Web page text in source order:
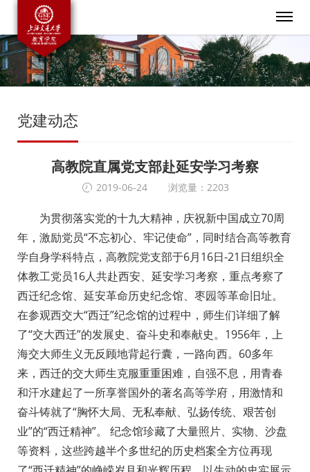
党建动态
高教院直属党支部赴延安学习考察
2019-06-24 浏览量：2203
为贯彻落实党的十九大精神，庆祝新中国成立70周
年，激励党员“不忘初心、牢记使命”，同时结合高等教育
学自身学科特点，高教院党支部于6月16日-21日组织全
体教工党员16人共赴西安、延安学习考察，重点考察了
西迁纪念馆、延安革命历史纪念馆、枣园等革命旧址。
在参观西交大“西迁”纪念馆的过程中，师生们详细了解
了“交大西迁”的发展史、奋斗史和奉献史。1956年，上
海交大师生义无反顾地背起行囊，一路向西。60多年
来，西迁的交大师生克服重重困难，自强不息，用青春
和汗水建起了一所享誉国外的著名高等学府，用激情和
奋斗铸就了“胸怀大局、无私奉献、弘扬传统、艰苦创
业”的“西迁精神”。 纪念馆珍藏了大量照片、实物、沙盘
等资料，这些跨越半个多世纪的历史档案全方位再现